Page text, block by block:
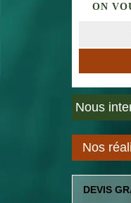
ON
Nous
Nos
DEVIS